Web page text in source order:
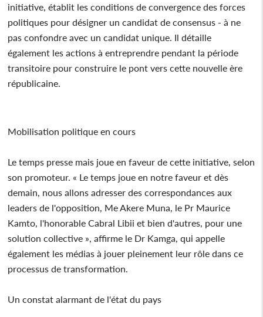
initiative, établit les conditions de convergence des forces
politiques pour désigner un candidat de consensus - à ne
pas confondre avec un candidat unique. Il détaille
également les actions à entreprendre pendant la période
transitoire pour construire le pont vers cette nouvelle ère
républicaine.
Mobilisation politique en cours
Le temps presse mais joue en faveur de cette initiative, selon
son promoteur. « Le temps joue en notre faveur et dès
demain, nous allons adresser des correspondances aux
leaders de l'opposition, Me Akere Muna, le Pr Maurice
Kamto, l'honorable Cabral Libii et bien d'autres, pour une
solution collective », affirme le Dr Kamga, qui appelle
également les médias à jouer pleinement leur rôle dans ce
processus de transformation.
Un constat alarmant de l'état du pays